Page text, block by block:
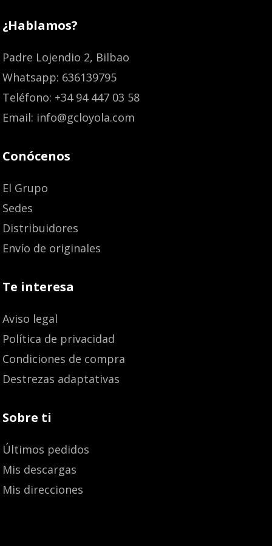
¿Hablamos?
Padre Lojendio 2, Bilbao
Whatsapp: 636139795
Teléfono: +34 94 447 03 58
Email: info@gcloyola.com
Conócenos
El Grupo
Sedes
Distribuidores
Envío de originales
Te interesa
Aviso legal
Política de privacidad
Condiciones de compra
Destrezas adaptativas
Sobre ti
Últimos pedidos
Mis descargas
Mis direcciones